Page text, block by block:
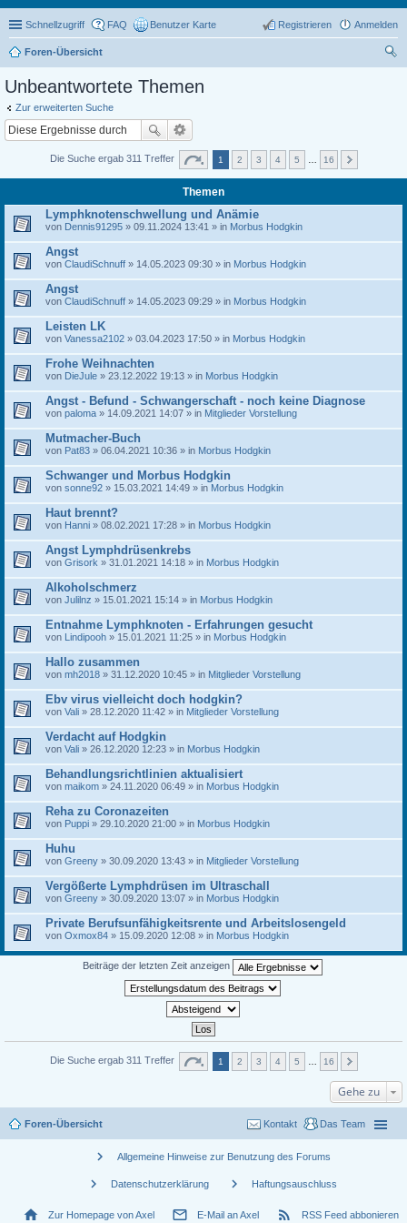
Schnellzugriff FAQ Benutzer Karte Anmelden
Registrieren
Foren-Übersicht
Unbeantwortete Themen
Zur erweiterten Suche
Die Suche ergab 311 Treffer 1 2 3 4 5 16
Themen
Lymphknotenschwellung und Anämie
von Dennis91295 » 09.11.2024 13:41 » in Morbus Hodgkin
Angst
von ClaudiSchnuff » 14.05.2023 09:30 » in Morbus Hodgkin
Angst
von ClaudiSchnuff » 14.05.2023 09:29 » in Morbus Hodgkin
Leisten LK
von Vanessa2102 » 03.04.2023 17:50 » in Morbus Hodgkin
Frohe Weihnachten
von DieJule » 23.12.2022 19:13 » in Morbus Hodgkin
Angst - Befund - Schwangerschaft - noch keine Diagnose
von paloma » 14.09.2021 14:07 » in Mitglieder Vorstellung
Mutmacher-Buch
von Pat83 » 06.04.2021 10:36 » in Morbus Hodgkin
Schwanger und Morbus Hodgkin
von sonne92 » 15.03.2021 14:49 » in Morbus Hodgkin
Haut brennt?
von Hanni » 08.02.2021 17:28 » in Morbus Hodgkin
Angst Lymphdrüsenkrebs
von Grisork » 31.01.2021 14:18 » in Morbus Hodgkin
Alkoholschmerz
von Julilnz » 15.01.2021 15:14 » in Morbus Hodgkin
Entnahme Lymphknoten - Erfahrungen gesucht
von Lindipooh » 15.01.2021 11:25 » in Morbus Hodgkin
Hallo zusammen
von mh2018 » 31.12.2020 10:45 » in Mitglieder Vorstellung
Ebv virus vielleicht doch hodgkin?
von Vali » 28.12.2020 11:42 » in Mitglieder Vorstellung
Verdacht auf Hodgkin
von Vali » 26.12.2020 12:23 » in Morbus Hodgkin
Behandlungsrichtlinien aktualisiert
von maikom » 24.11.2020 06:49 » in Morbus Hodgkin
Reha zu Coronazeiten
von Puppi » 29.10.2020 21:00 » in Morbus Hodgkin
Huhu
von Greeny » 30.09.2020 13:43 » in Mitglieder Vorstellung
Vergößerte Lymphdrüsen im Ultraschall
von Greeny » 30.09.2020 13:07 » in Morbus Hodgkin
Private Berufsunfähigkeitsrente und Arbeitslosengeld
von Oxmox84 » 15.09.2020 12:08 » in Morbus Hodgkin
Beiträge der letzten Zeit anzeigen
Die Suche ergab 311 Treffer 1 2 3 4 5 16
Gehe zu
Foren-Übersicht Das Team
Kontakt
chevron_right Allgemeine Hinweise zur Benutzung des Forums
chevron_right Datenschutzerklärung chevron_right Haftungsauschluss
home Zur Homepage von Axel mail_outline E-Mail an Axel rss_feed RSS Feed abbonieren